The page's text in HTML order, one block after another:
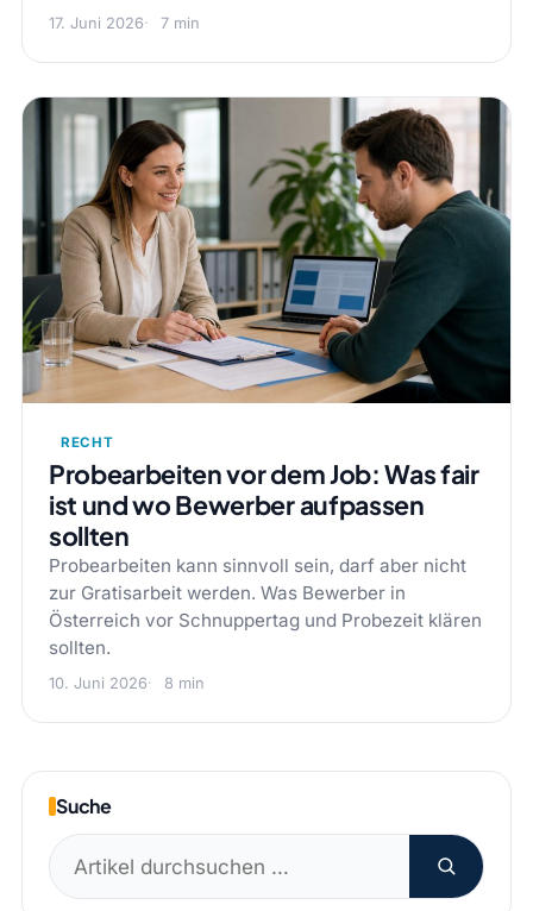
17. Juni 2026 7 min
RECHT
Probearbeiten vor dem Job: Was fair
ist und wo Bewerber aufpassen
sollten
Probearbeiten kann sinnvoll sein, darf aber nicht
zur Gratisarbeit werden. Was Bewerber in
Österreich vor Schnuppertag und Probezeit klären
sollten.
10. Juni 2026 8 min
Suche
Suchen
nach: